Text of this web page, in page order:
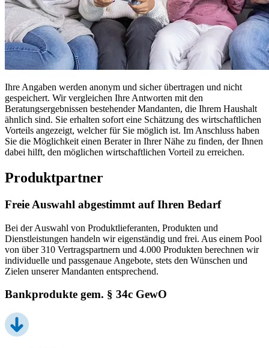
Ihre Angaben werden anonym und sicher übertragen und nicht
gespeichert. Wir vergleichen Ihre Antworten mit den
Beratungsergebnissen bestehender Mandanten, die Ihrem Haushalt
ähnlich sind. Sie erhalten sofort eine Schätzung des wirtschaftlichen
Vorteils angezeigt, welcher für Sie möglich ist. Im Anschluss haben
Sie die Möglichkeit einen Berater in Ihrer Nähe zu finden, der Ihnen
dabei hilft, den möglichen wirtschaftlichen Vorteil zu erreichen.
Produktpartner
Freie Auswahl abgestimmt auf Ihren Bedarf
Bei der Auswahl von Produktlieferanten, Produkten und
Dienstleistungen handeln wir eigenständig und frei. Aus einem Pool
von über 310 Vertragspartnern und 4.000 Produkten berechnen wir
individuelle und passgenaue Angebote, stets den Wünschen und
Zielen unserer Mandanten entsprechend.
Bankprodukte gem. § 34c GewO